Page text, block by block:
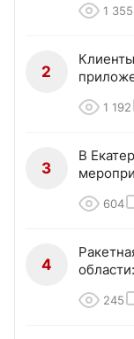
1 355
2
1 192
3
В
604
4
245